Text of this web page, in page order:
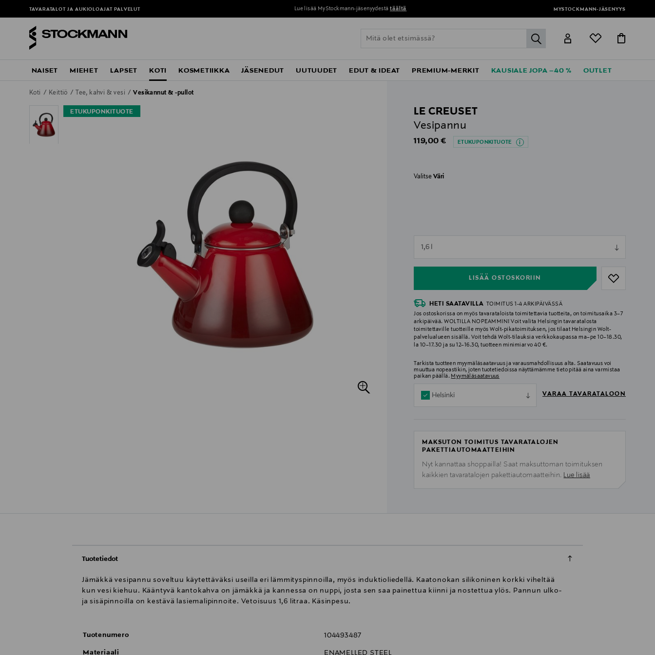
TAVARATALOT JA AUKIOLOAJAT PALVELUT Lue lisää MyStockmann-jäsenyydestä täältä MYSTOCKMANN-JÄSENYYS
label.header.go
NAISET MIEHET LAPSET KOTI KOSMETIIKKA JÄSENEDUT UUTUUDET EDUT & IDEAT PREMIUM-MERKIT KAUSIALE JOPA –40 % OUTLET
Koti Keittiö Tee, kahvi & vesi Vesikannut & -pullot
ETUKUPONKITUOTE
LE CREUSET
Vesipannu
Original Price
119,00 € ETUKUPONKITUOTE
ValitseVäri
1,6 l
LISÄÄ OSTOSKORIIN
HETI SAATAVILLA
TOIMITUS 1-4 ARKIPÄIVÄSSÄ
Jos ostoskorissa on myös tavarataloista toimitettavia tuotteita, on toimitusaika 3–7
arkipäivää. WOLTILLA NOPEAMMIN! Voit valita Helsingin tavaratalosta
toimitettaville tuotteille myös Wolt-pikatoimituksen, jos tilaat Helsingin Wolt-
palvelualueen sisällä. Voit tehdä Wolt-tilauksia verkkokaupassa ma–pe 10–18.30,
la 10–17.30 ja su 12–16.30, tuotteen minimiarvo 40 €.
Tarkista tuotteen myymäläsaatavuus ja varausmahdollisuus alta. Saatavuus voi
muuttua nopeastikin, joten tuotetiedoissa näyttämämme tieto pitää aina varmistaa
paikan päällä. Myymäläsaatavuus
Helsinki VARAA TAVARATALOON
MAKSUTON TOIMITUS TAVARATALOJEN
PAKETTIAUTOMAATTEIHIN
Nyt kannattaa shoppailla! Saat maksuttoman toimituksen
kaikkien tavaratalojen pakettiautomaatteihin. Lue lisää
Tuotetiedot
Jämäkkä vesipannu soveltuu käytettäväksi useilla eri lämmityspinnoilla, myös induktioliedellä. Kaatonokan silikoninen korkki viheltää
kun vesi kiehuu. Kääntyvä kantokahva on jämäkkä ja kannessa on nuppi, josta sen saa painettua kiinni ja nostettua ylös. Pannun ulko-
ja sisäpinnoilla on kestävä lasiemalipinnoite. Vetoisuus 1,6 litraa. Käsinpesu.
Tuotenumero 104493487
Materiaali ENAMELLED STEEL